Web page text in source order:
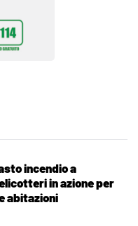
incendio a
in azione per
abitazioni